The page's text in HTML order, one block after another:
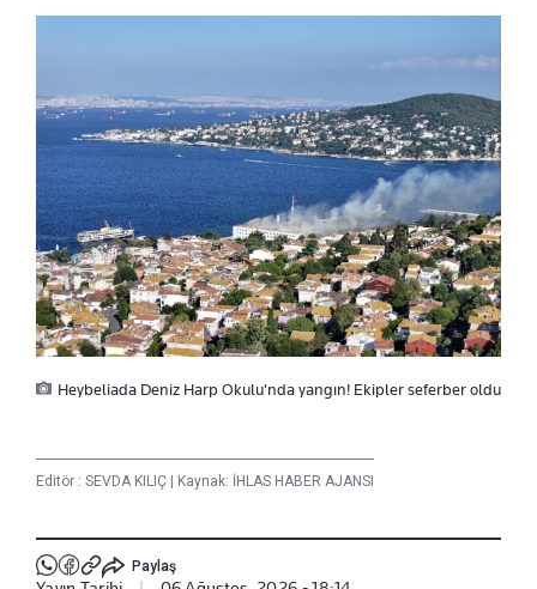
Heybeliada Deniz Harp Okulu'nda yangın! Ekipler seferber oldu
Editör : SEVDA KILIÇ | Kaynak: İHLAS HABER AJANSI
Paylaş